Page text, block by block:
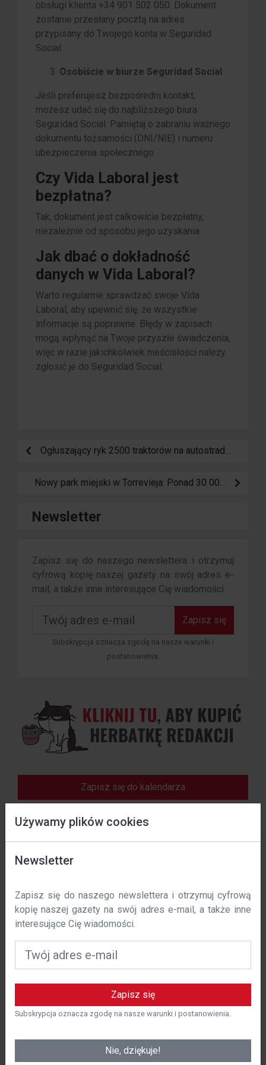
obsługi klienta +34 901 502 050. Dokument
zostanie przesłany pocztą na adres
przypisany do Twojego konta w Seguridad
Social.
Osobiście w biurze Seguridad Social
Jeśli preferujesz bezpośredni kontakt,
możesz udać się do najbliższego biura
Seguridad Social. Pamiętaj o zabraniu ważnego
dokumentu tożsamości (DNI/NIE) i numeru
ubezpieczenia społecznego.
Czy Vida Laboral jest
bezpłatna?
Tak, dokument jest całkowicie bezpłatny,
niezależnie od sposobu jego uzyskania.
Jak dbać o dokładność
danych w Vida Laboral?
Warto regularnie sprawdzać swoje Vida
Laboral, aby upewnić się, że wszystkie
informacje są poprawne. Błędy w zapisach
mogą wpłynąć na Twoje przyszłe świadczenia,
więc w razie jakichkolwiek nieścisłości należy
zgłosić je do Seguridad Social.
Ogłuszający ryk 2500 traktorów na autostradach: „Nasze ubóstwo będzie waszym głodem”
Nowy park miejski w Torrevieja: Ponad 30 000 metrów kwadratowych natury, rekreacji i wyjątkowych widoków
Newsletter
Zapisz się do naszego newslettera i otrzymuj
cyfrową kopię naszej gazety na swój adres e-
mail, a także inne interesujące Cię wiadomości.
Zapisz się
Subskrypcja oznacza zgodę na nasze warunki i
postanowienia.
Zapisz się do kalendarza
Co sie dzieje?
Używamy plików cookies
Data wejścia w życie: 01 / 11 / 2023 r.
poprawić komfort korzystania z naszej witryny. Niniejsza
polityka określa, w jaki sposób i dlaczego używamy
plików cookie na polska-costa.com.
Czym są pliki cookie?
Pliki cookie to małe pliki tekstowe, które są
przechowywane na urządzeniu użytkownika podczas
odwiedzania strony internetowej. Te pliki cookie
pozwalają nam rozpoznać użytkownika i zapamiętać jego
naszej witryny.
Newsletter
Zapisz się do naszego newslettera i otrzymuj cyfrową
kopię naszej gazety na swój adres e-mail, a także inne
interesujące Cię wiadomości.
Zapisz się
Subskrypcja oznacza zgodę na nasze warunki i postanowienia.
Nie, dziękuje!